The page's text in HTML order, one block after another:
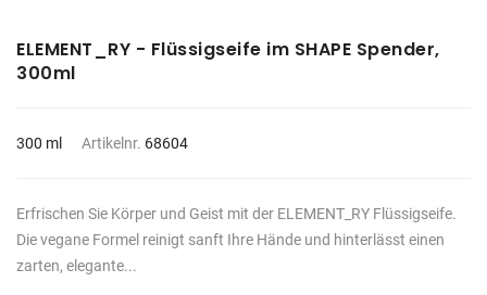
ELEMENT_RY - Flüssigseife im SHAPE Spender,
300ml
300 ml Artikelnr. 68604
Erfrischen Sie Körper und Geist mit der ELEMENT_RY Flüssigseife.
Die vegane Formel reinigt sanft Ihre Hände und hinterlässt einen
zarten, elegante...